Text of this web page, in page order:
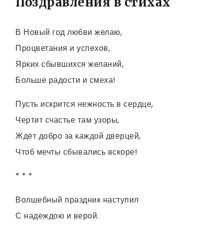
В Новый год любви желаю,
Процветания и успехов,
Ярких сбывшихся желаний,
Больше радости и смеха!
Пусть искрится нежность в сердце,
Чертит счастье там узоры,
Ждёт добро за каждой дверцей,
Чтоб мечты сбывались вскоре!
* * *
Волшебный праздник наступил
С надеждою и верой.